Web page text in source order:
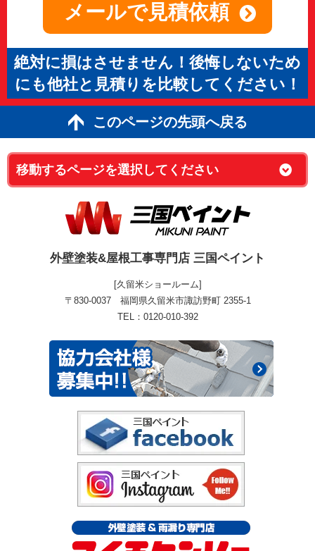
メールで見積依頼
絶対に損はさせません！後悔しないため
にも他社と見積りを比較してください！
このページの先頭へ戻る
外壁塗装&屋根工事専門店 三国ペイント
[久留米ショールーム]
〒830-0037 福岡県久留米市諏訪野町 2355-1
TEL：0120-010-392